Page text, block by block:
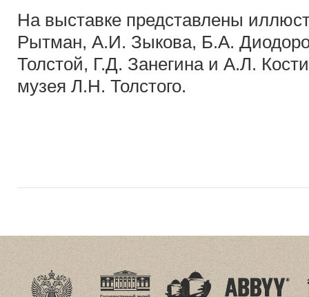
На выставке представлены
Рытман, А.И. Зыкова, Б.А.
Толстой, Г.Д. Занегина и А.Л.
музея Л.Н. Толстого.